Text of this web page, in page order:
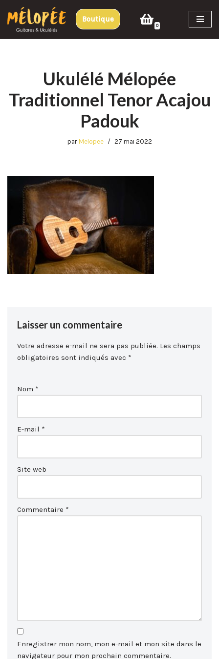
Aller
au
Boutique
0
Ukulélé Mélopée
Traditionnel Tenor Acajou
Padouk
par Melopee 27 mai 2022
Laisser un commentaire
Votre adresse e-mail ne sera pas publiée. Les champs
obligatoires sont indiqués avec *
Nom *
E-mail *
Site web
Commentaire *
Enregistrer mon nom, mon e-mail et mon site dans le
navigateur pour mon prochain commentaire.